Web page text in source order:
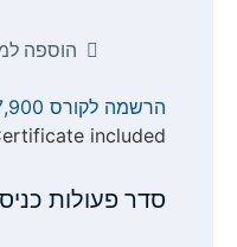
הוספה
הרשמה לקורס
included
סדר פעולות